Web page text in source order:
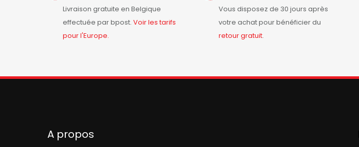
Livraison gratuite en Belgique
effectuée par bpost. Voir les tarifs
pour l'Europe.
Vous disposez de 30 jours après
votre achat pour bénéficier du
retourgratuit.
A propos